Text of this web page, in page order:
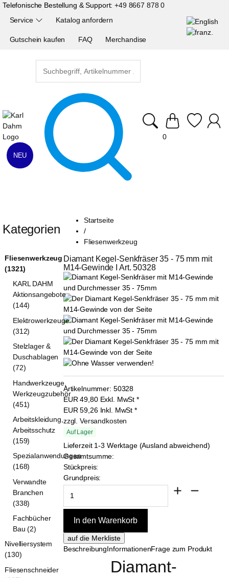
Telefonische Bestellung & Support:+49 8667 878 0
Service Katalog anfordern
Gutschein kaufen FAQ Merchandise
0
Startseite
/
Fliesenwerkzeug
Diamant Kegel-Senkfräser 35 - 75 mm mit
M14-Gewinde I Art. 50328
NEU
Artikelnummer: 50328
EUR49,80 Exkl. MwSt *
EUR59,26 Inkl. MwSt *
zzgl. Versandkosten
Auf Lager
Lieferzeit 1-3 Werktage (Ausland abweichend)
Gesamtsumme:
Stückpreis:
Grundpreis:
BeschreibungInformationenFrage zum Produkt
Diamant-
Kategorien
Fliesenwerkzeug
(1321)
KARL DAHM
Aktionsangebote
(144)
Elektrowerkzeuge
(312)
Stelzlager &
Duschablagen
(72)
Handwerkzeuge,
Werkzeugzubehör
(451)
Arbeitskleidung,
Arbeitsschutz
(159)
Spezialanwendungen
(168)
Verwandte
Branchen
(338)
Fachbücher
Bau (2)
Nivelliersystem
(130)
Fliesenschneider